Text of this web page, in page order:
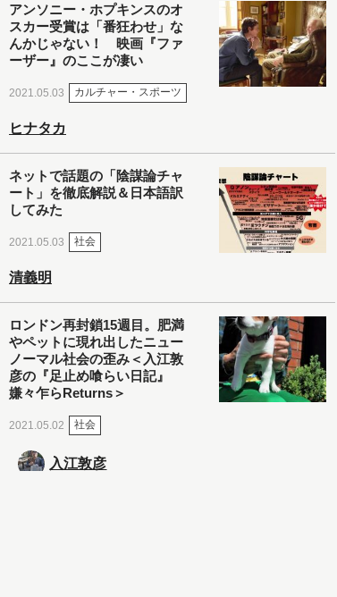
アンソニー・ホプキンスのオ
スカー受賞は「番狂わせ」な
んかじゃない！ 映画『ファ
ーザー』のここが凄い
2021.05.03 カルチャー・スポーツ
ヒナタカ
ネットで話題の「陰謀論チャ
ート」を徹底解説＆日本語訳
してみた
2021.05.03 社会
清義明
ロンドン再封鎖15週目。肥満
やペットに現れ出したニュー
ノーマル社会の歪み＜入江敦
彦の『足止め喰らい日記』
嫌々乍らReturns＞
2021.05.02 社会
入江敦彦